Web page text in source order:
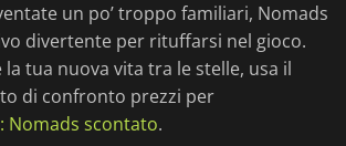
un po’ troppo familiari, Nomads
divertente per rituffarsi nel gioco.
tua nuova vita tra le stelle, usa il
di confronto prezzi per
Nomads scontato.